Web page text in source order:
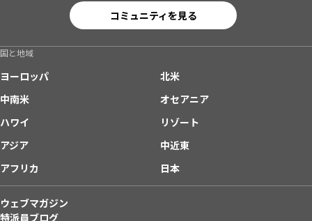
コミュニティを見る
国と地域
ヨーロッパ
北米
中南米
オセアニア
ハワイ
リゾート
アジア
中近東
アフリカ
日本
ウェブマガジン
特派員ブログ